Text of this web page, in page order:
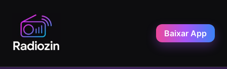
Baixar App